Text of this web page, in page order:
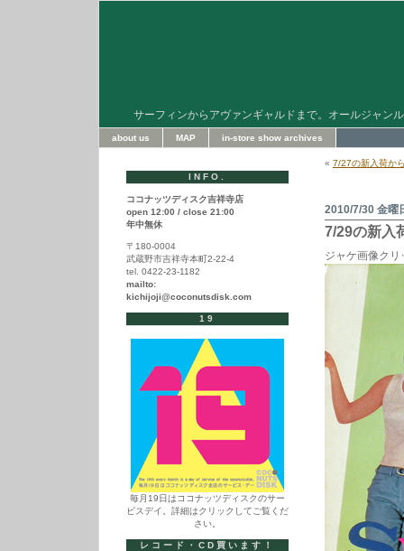
サーフィンからアヴァンギャルドまで。オールジャン
about us MAP in-store show archives
« 7/27の新入荷か
2010/7/30 金曜
7/29の新入
ジャケ画像ク
INFO.
ココナッツディスク吉祥寺店
open 12:00 / close 21:00
年中無休
〒180-0004
武蔵野市吉祥寺本町2-22-4
tel. 0422-23-1182
mailto:
kichijoji@coconutsdisk.com
19
毎月19日はココナッツディスクのサー
ビスデイ。詳細はクリックしてご覧くだ
さい。
レコード・CD買います！